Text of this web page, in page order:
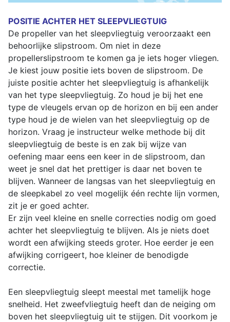
POSITIE ACHTER HET SLEEPVLIEGTUIG
De propeller van het sleepvliegtuig veroorzaakt een
behoorlijke slipstroom. Om niet in deze
propellerslipstroom te komen ga je iets hoger vliegen.
Je kiest jouw positie iets boven de slipstroom. De
juiste positie achter het sleepvliegtuig is afhankelijk
van het type sleepvliegtuig. Zo houd je bij het ene
type de vleugels ervan op de horizon en bij een ander
type houd je de wielen van het sleepvliegtuig op de
horizon. Vraag je instructeur welke methode bij dit
sleepvliegtuig de beste is en zak bij wijze van
oefening maar eens een keer in de slipstroom, dan
weet je snel dat het prettiger is daar net boven te
blijven. Wanneer de langsas van het sleepvliegtuig en
de sleepkabel zo veel mogelijk één rechte lijn vormen,
zit je er goed achter.
Er zijn veel kleine en snelle correcties nodig om goed
achter het sleepvliegtuig te blijven. Als je niets doet
wordt een afwijking steeds groter. Hoe eerder je een
afwijking corrigeert, hoe kleiner de benodigde
correctie.
Een sleepvliegtuig sleept meestal met tamelijk hoge
snelheid. Het zweefvliegtuig heeft dan de neiging om
boven het sleepvliegtuig uit te stijgen. Dit voorkom je